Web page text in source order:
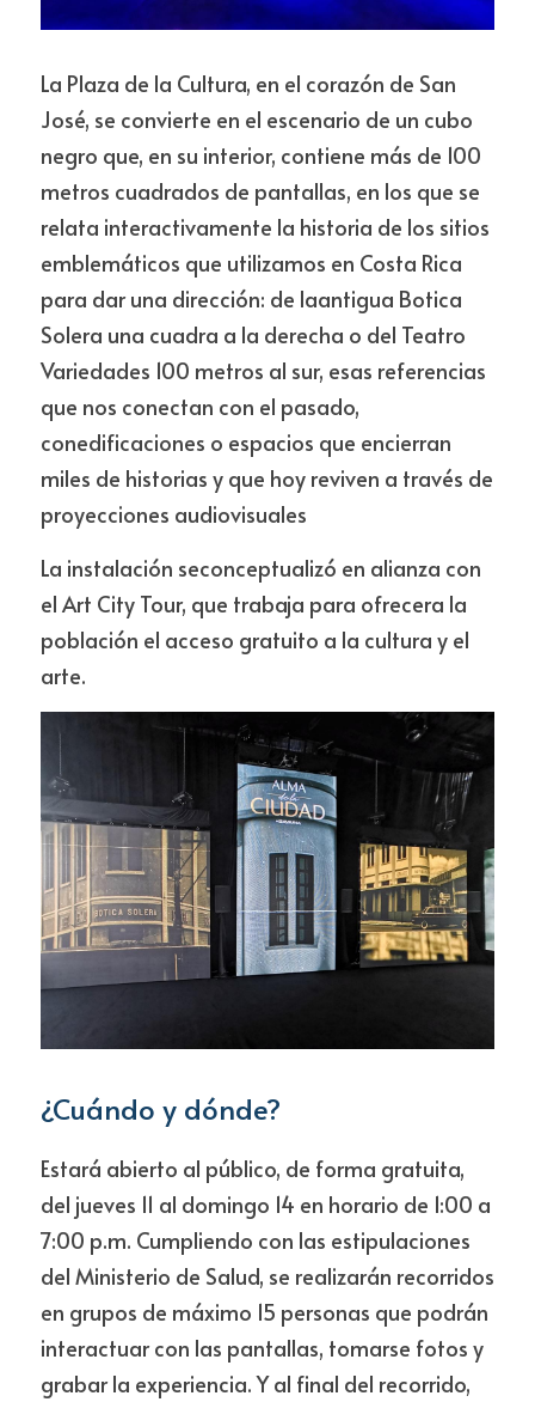
La Plaza de la Cultura, en el corazón de San
José, se convierte en el escenario de un cubo
negro que, en su interior, contiene más de 100
metros cuadrados de pantallas, en los que se
relata interactivamente la historia de los sitios
emblemáticos que utilizamos en Costa Rica
para dar una dirección: de laantigua Botica
Solera una cuadra a la derecha o del Teatro
Variedades 100 metros al sur, esas referencias
que nos conectan con el pasado,
conedificaciones o espacios que encierran
miles de historias y que hoy reviven a través de
proyecciones audiovisuales
La instalación seconceptualizó en alianza con
el Art City Tour, que trabaja para ofrecera la
población el acceso gratuito a la cultura y el
arte.
¿Cuándo y dónde?
Estará abierto al público, de forma gratuita,
del jueves 11 al domingo 14 en horario de 1:00 a
7:00 p.m. Cumpliendo con las estipulaciones
del Ministerio de Salud, se realizarán recorridos
en grupos de máximo 15 personas que podrán
interactuar con las pantallas, tomarse fotos y
grabar la experiencia. Y al final del recorrido,